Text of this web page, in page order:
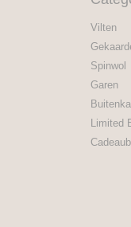
Vilten
Spinwol
Garen
Limited